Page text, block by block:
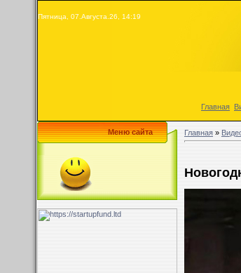
Пятница, 07.Августа.26, 14:19
Главная
Меню сайта Главная»